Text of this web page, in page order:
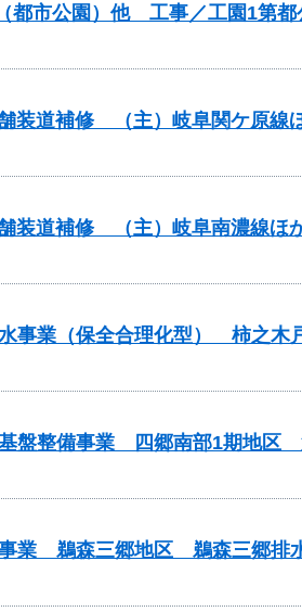
都市公園）他 工事／工園1第都
装道補修 （主）岐阜関ケ原線
装道補修 （主）岐阜南濃線ほ
事業（保全合理化型） 柿之
盤整備事業 四郷南部1期地区
業 鵜森三郷地区 鵜森三郷排